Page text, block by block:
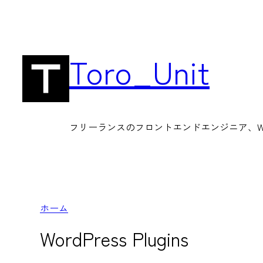
Toro_Unit
フリーランスのフロントエンドエンジニア、
ホーム
WordPress Plugins